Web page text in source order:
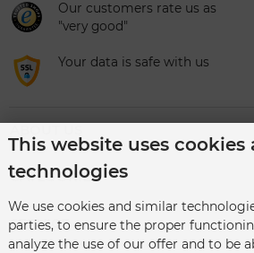
Our customers rate us as
"very good"
Your data is safe with us
CATEGORIES
SERVICE
This website uses cookies
technologies
We use cookies and similar
parties, to ensure the proper
analyze the use of our offer and to be